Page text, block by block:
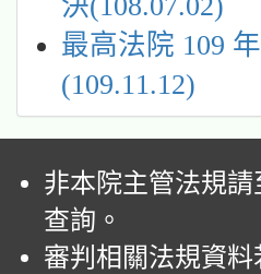
決(108.07.02)
最高法院 109
(109.11.12)
非本院主管法規
查詢。
審判相關法規資